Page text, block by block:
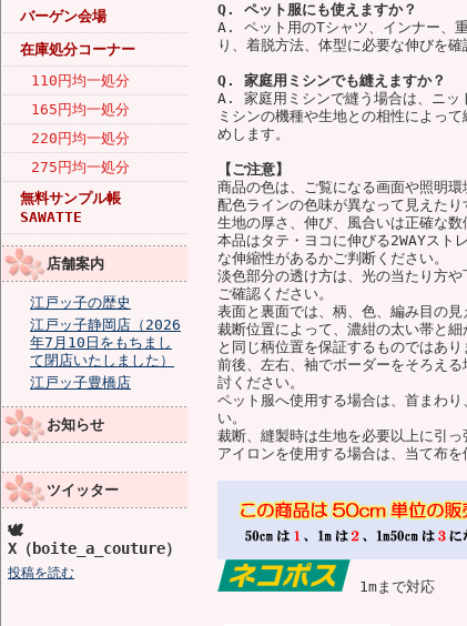
バーゲン会場
在庫処分コーナー
110円均一処分
165円均一処分
220円均一処分
275円均一処分
無料サンプル帳
SAWATTE
店舗案内
江戸ッ子の歴史
江戸ッ子静岡店（2026
年7月10日をもちまし
て閉店いたしました）
江戸ッ子豊橋店
お知らせ
ツイッター
🕊️
X（boite_a_couture）
投稿を読む
Q. ペット服にも使えますか？
A. ペット用のTシャツ、インナー、
り、着脱方法、体型に必要な伸びを
Q. 家庭用ミシンでも縫えますか？
A. 家庭用ミシンで縫う場合は、ニッ
ミシンの機種や生地との相性によっ
めします。
【ご注意】
商品の色は、ご覧になる画面や照明
配色ラインの色味が異なって見えたり
生地の厚さ、伸び、風合いは正確な
本品はタテ・ヨコに伸びる2WAYスト
な伸縮性があるかご判断ください。
淡色部分の透け方は、光の当たり方
ご確認ください。
表面と裏面では、柄、色、編み目の
裁断位置によって、濃紺の太い帯と
と同じ柄位置を保証するものではあり
前後、左右、袖でボーダーをそろえ
討ください。
ペット服へ使用する場合は、首まわ
い。
裁断、縫製時は生地を必要以上に引
アイロンを使用する場合は、当て布
1mまで対応